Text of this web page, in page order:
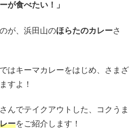
が食べたい！」
が、浜田山のほらたのカレーさ
はキーマカレーをはじめ、さまざ
すよ！
んでテイクアウトした、コクうま
ーをご紹介します！